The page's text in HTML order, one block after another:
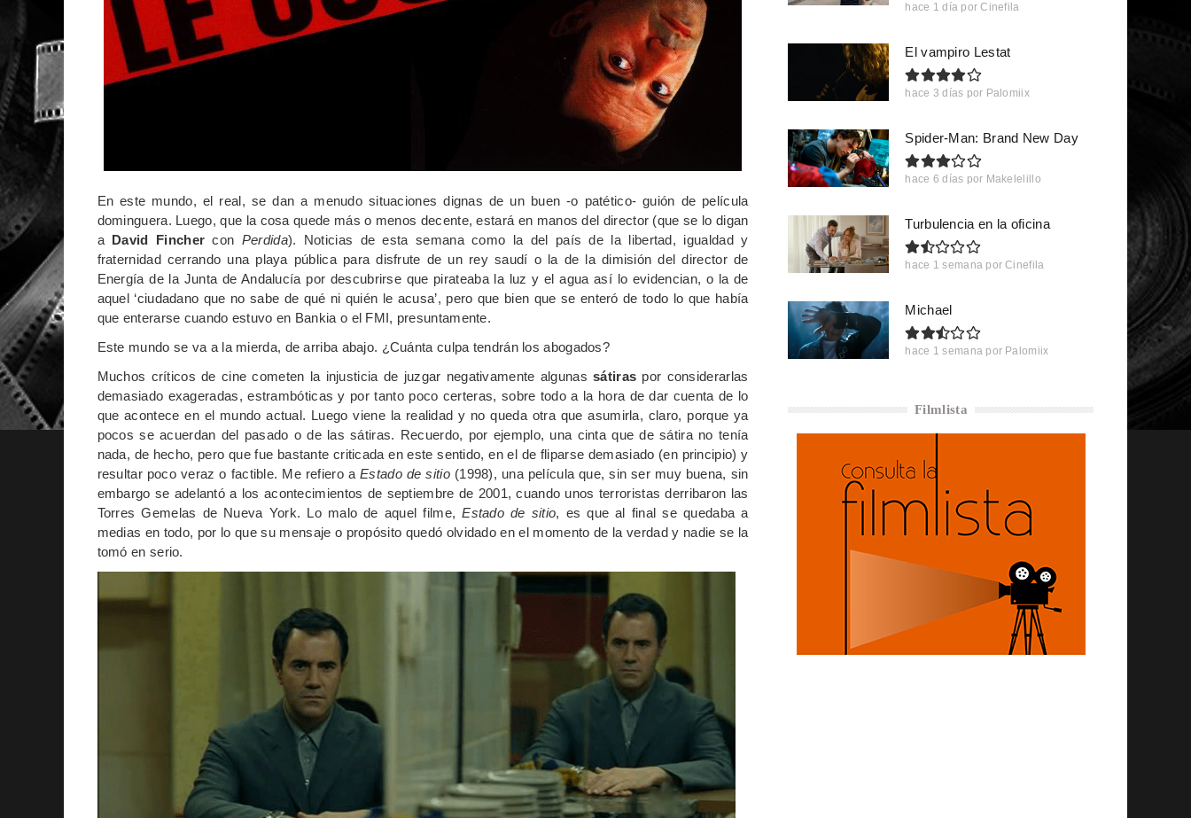
En este mundo, el real, se dan a menudo situaciones dignas de un buen -o patético- guión de película
dominguera. Luego, que la cosa quede más o menos decente, estará en manos del director (que se lo digan
a David Fincher con Perdida). Noticias de esta semana como la del país de la libertad, igualdad y
fraternidad cerrando una playa pública para disfrute de un rey saudí o la de la dimisión del director de
Energía de la Junta de Andalucía por descubrirse que pirateaba la luz y el agua así lo evidencian, o la de
aquel ‘ciudadano que no sabe de qué ni quién le acusa’, pero que bien que se enteró de todo lo que había
que enterarse cuando estuvo en Bankia o el FMI, presuntamente.
Este mundo se va a la mierda, de arriba abajo. ¿Cuánta culpa tendrán los abogados?
Muchos críticos de cine cometen la injusticia de juzgar negativamente algunassátiras por considerarlas
demasiado exageradas, estrambóticas y por tanto poco certeras, sobre todo a la hora de dar cuenta de lo
que acontece en el mundo actual. Luego viene la realidad y no queda otra que asumirla, claro, porque ya
pocos se acuerdan del pasado o de las sátiras. Recuerdo, por ejemplo, una cinta que de sátira no tenía
nada, de hecho, pero que fue bastante criticada en este sentido, en el de fliparse demasiado (en principio) y
resultar poco veraz o factible. Me refiero aEstado de sitio(1998), una película que, sin ser muy buena, sin
embargo se adelantó a los acontecimientos de septiembre de 2001, cuando unos terroristas derribaron las
Torres Gemelas de Nueva York. Lo malo de aquel filme,Estado de sitio, es que al final se quedaba a
medias en todo, por lo que su mensaje o propósito quedó olvidado en el momento de la verdad y nadie se la
tomó en serio.
hace 1 día por Cinefila
El vampiro Lestat
hace 3 días por Palomiix
Spider-Man: Brand New Day
hace 6 días por Makelelillo
Turbulencia en la oficina
hace 1 semana por Cinefila
Michael
hace 1 semana por Palomiix
Filmlista